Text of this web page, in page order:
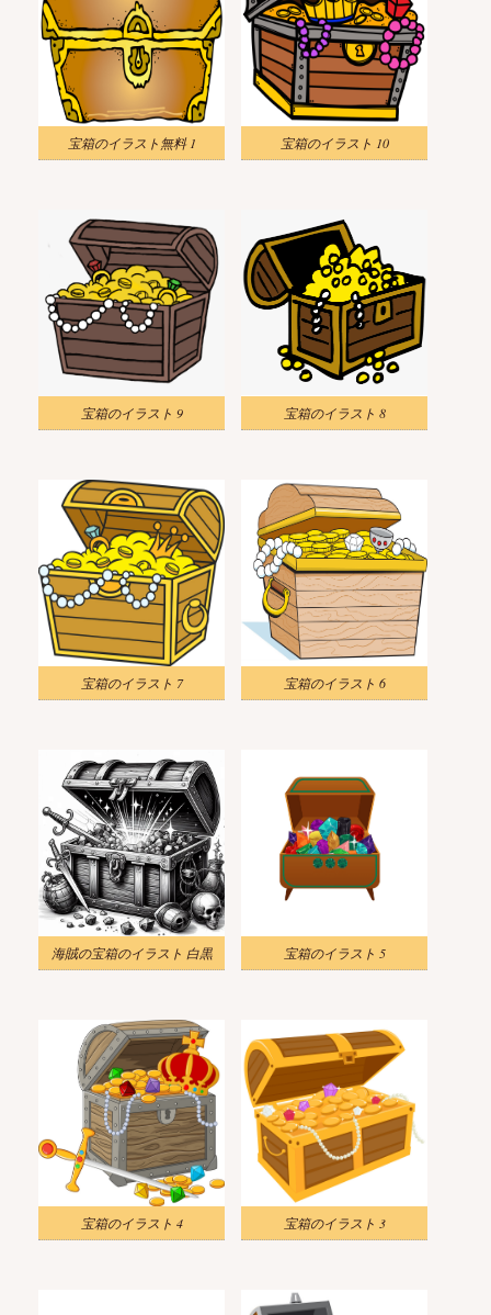
宝箱のイラスト無料 1 宝箱のイラスト 10
宝箱のイラスト 9 宝箱のイラスト 8
宝箱のイラスト 7 宝箱のイラスト 6
海賊の宝箱のイラスト 白黒 宝箱のイラスト 5
宝箱のイラスト 4 宝箱のイラスト 3